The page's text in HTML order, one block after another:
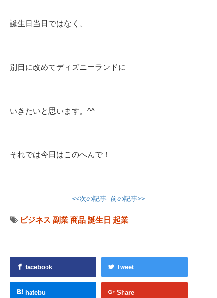
誕生日当日ではなく、
別日に改めてディズニーランドに
いきたいと思います。^^
それでは今日はこのへんで！
<<次の記事 前の記事>>
ビジネス 副業 商品 誕生日 起業
facebook Tweet
hatebu Share